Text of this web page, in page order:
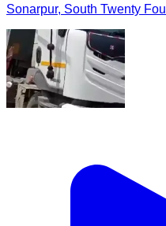
Sonarpur, South Twenty